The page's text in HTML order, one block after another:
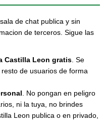
de chat publica y sin
de terceros. Sigue las
Castilla Leon gratis . Se
de usuarios de forma
. No pongan en peligro
ni la tuya, no brindes
Leon publica o en privado,